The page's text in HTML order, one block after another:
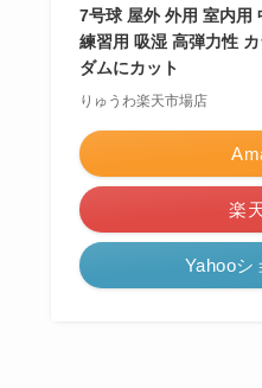
7号球 屋外 外用 室内用
練習用 吸湿 高弾力性
ダムにカット
りゅうわ楽天市場店
楽
Yahooシ